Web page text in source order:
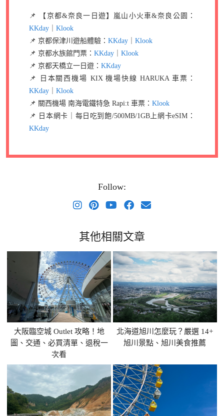
📌 【京都&奈良一日遊】嵐山小火車&奈良公園：
KKday
Klook
📌 京都保津川遊船體驗： KKday
Klook
📌 京都水族館門票： KKday
Klook
📌 京都天橋立一日遊： KKday
📌 日本關西機場 KIX 機場快線 HARUKA 車票：
KKday
Klook
📌 關西機場 南海電鐵特急 Rapi:t 車票： Klook
📌 日本網卡｜每日吃到飽/500MB/1GB上網卡eSIM：
KKday
Follow:
其他相關文章
大阪臨空城 Outlet 攻略！地
圖、交通、必買清單、退稅一
次看
北海道旭川怎麼玩？嚴選 14+
旭川景點、旭川美食推薦